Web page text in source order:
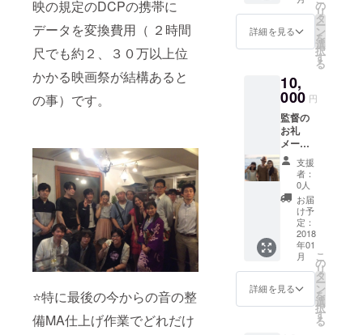
映の規定のDCPの携帯に
データを変換費用（ ２時間
尺でも約２、３０万以上位
かかる映画祭が結構あると
の事）です。
⭐️特に最後の今からの音の整
備MA仕上げ作業でどれだけ
監督の
作詞作
曲2曲入
りCDプ
ト
詳細を見る
の
リ
タ
ー
ン
を
選
択
す
る
10,
000 円
監督の
お礼
メール
監督、
好きな
主演女
優俳優
のサイ
ン エン
ドロー
ルクレ
ジット
監督の
作詞作
曲CD 2
曲入り
支援
者：
0人
お届
け予
定：
2018
年01
月
詳細を見る
こ
の
リ
タ
ー
ン
を
選
択
す
る